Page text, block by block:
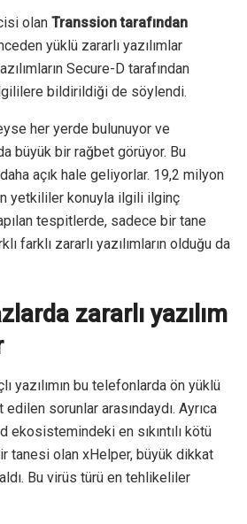
olan Transsion tarafından
yüklü zararlı yazılımlar
Secure-D tarafından
bildirildiği de söylendi.
her yerde bulunuyor ve
büyük bir rağbet görüyor. Bu
açık hale geliyorlar. 19,2 milyon
yetkililer konuyla ilgili ilginç
tespitlerde, sadece bir tane
farklı zararlı yazılımların olduğu da
zararlı yazılım
yazılımın bu telefonlarda ön yüklü
sorunlar arasındaydı. Ayrıca
ekosistemindeki en sıkıntılı kötü
tanesi olan xHelper, büyük dikkat
Bu virüs türü en tehlikeliler